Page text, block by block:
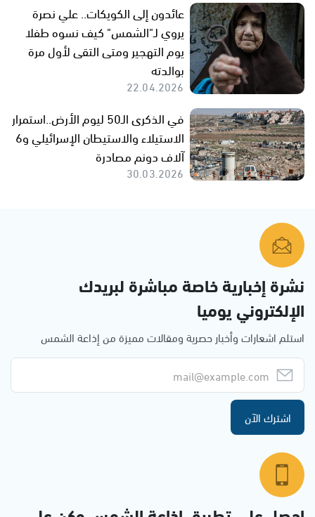
عائدون إلى الكويكات.. علي نصرة
يروي لـ"الشمس" كيف نسوه طفلا
يوم التهجير ومتى التقى لأول مرة
بوالدته
22.04.2026
في الذكرى الـ50 ليوم الأرض..استمرار
الاستيلاء والاستيطان الإسرائيلي و6
آلاف دونم مصادرة
30.03.2026
نشرة إخبارية خاصة مباشرة لبريدك
الإلكتروني يوميا
استلم اشعارات وأخبار حصرية ومقالات مميزة من إذاعة الشمس
اشترك الآن